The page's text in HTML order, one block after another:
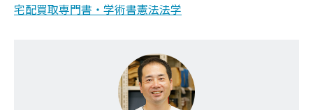
宅配買取専門書・学術書憲法法学